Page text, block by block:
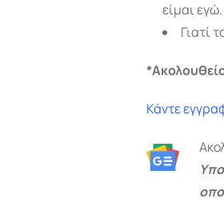
είμαι
Γιατί
Κάντε